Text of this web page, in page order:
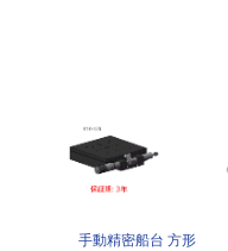
手動精密船台 方形